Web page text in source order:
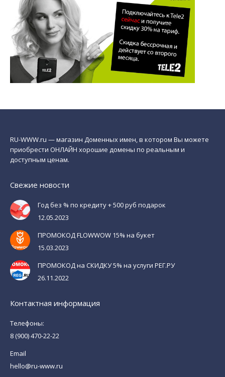
RU-WWW.ru — магазин Доменных имен, в котором Вы можете
приобрести ОНЛАЙН хорошие домены по реальным и
доступным ценам.
Свежие новости
Год без % по кредиту + 500 руб подарок
12.05.2023
ПРОМОКОД FLOWWOW 15% на букет
15.03.2023
ПРОМОКОД на СКИДКУ 5% на услуги РЕГ.РУ
26.11.2022
Контактная информация
Телефоны:
8 (900) 470-22-22
Email
hello@ru-www.ru